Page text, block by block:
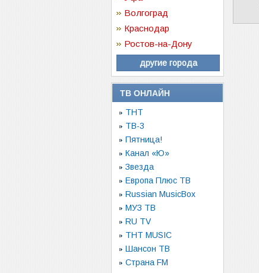
Волгоград
Краснодар
Ростов-на-Дону
другие города
ТВ ОНЛАЙН
ТНТ
ТВ-3
Пятница!
Канал «Ю»
Звезда
Европа Плюс ТВ
Russian MusicBox
МУЗ ТВ
RU TV
ТНТ MUSIC
Шансон ТВ
Страна FM